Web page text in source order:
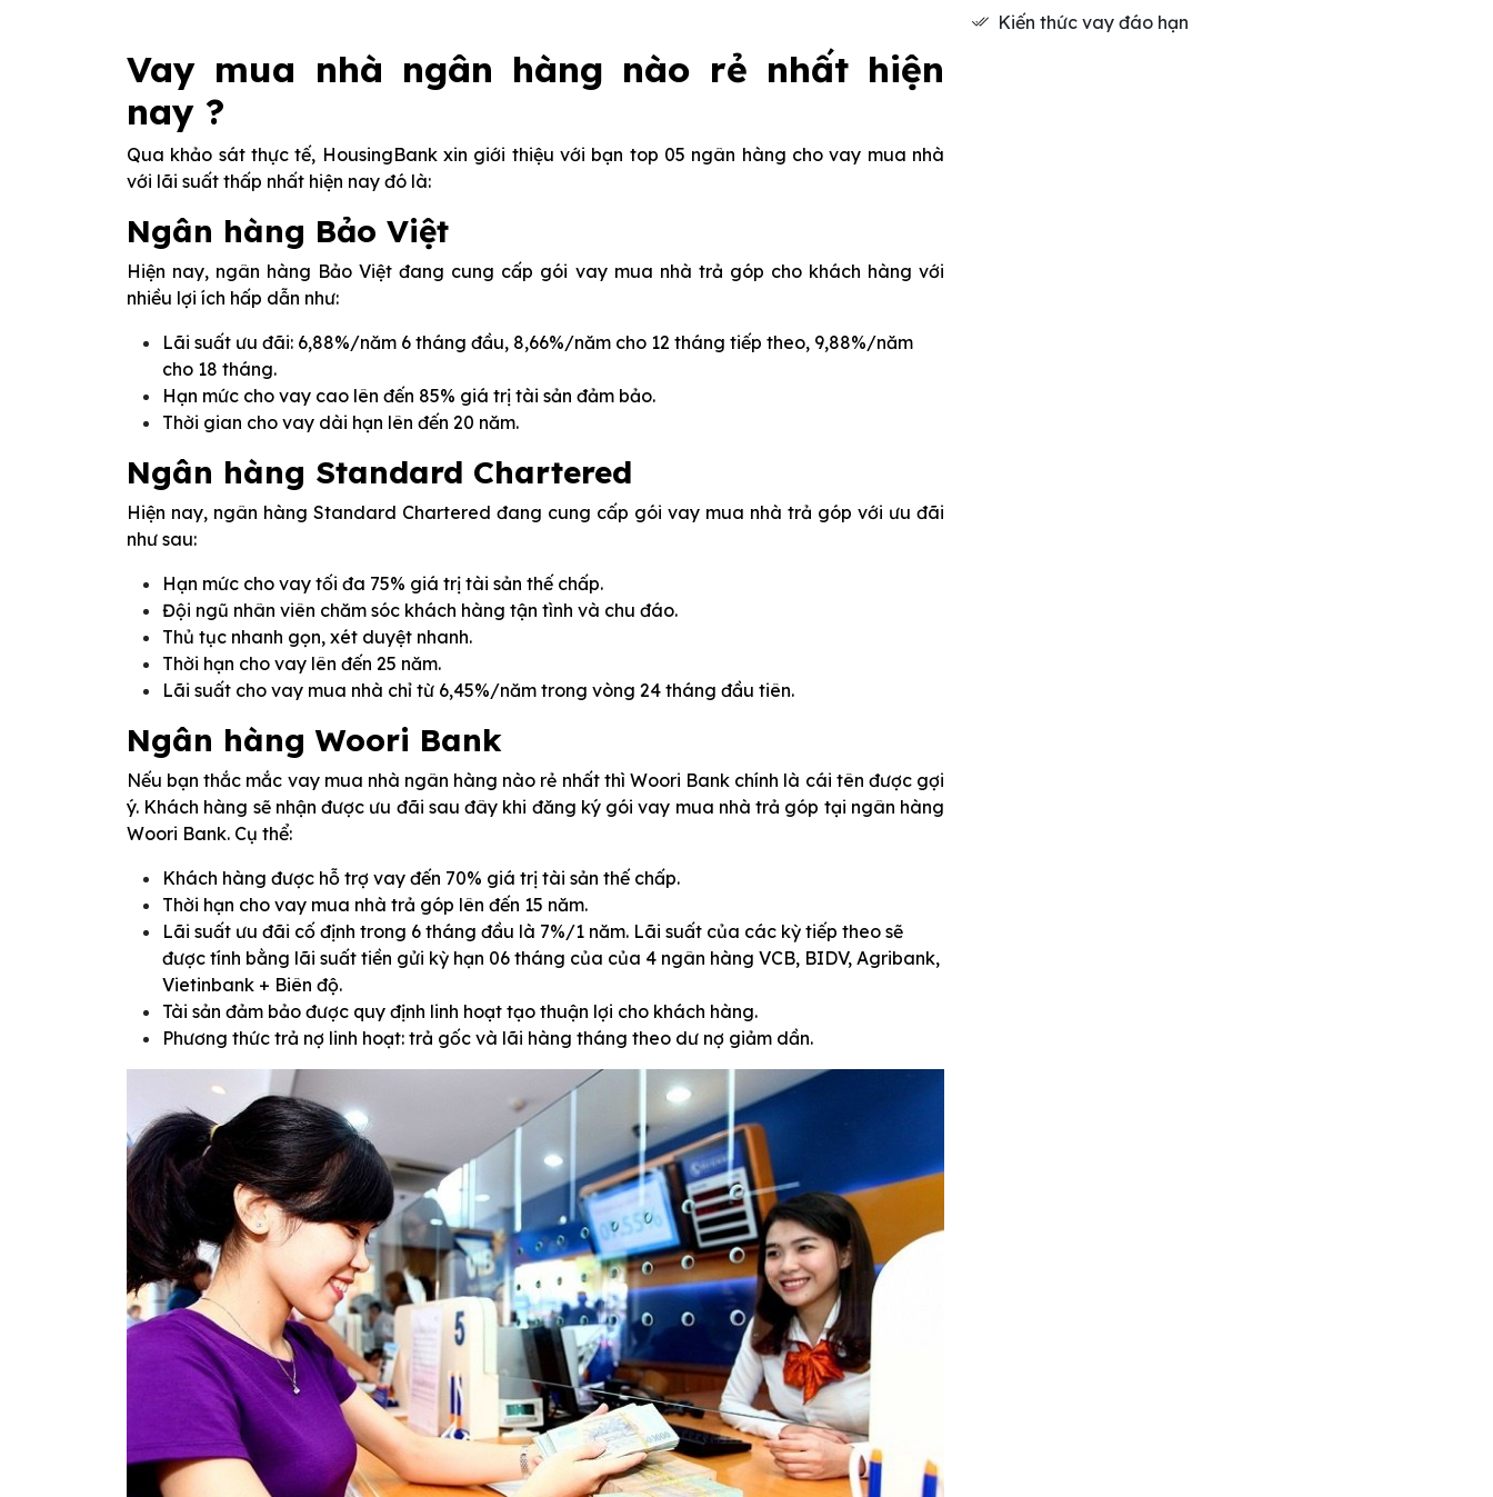
Vay mua nhà ngân hàng nào rẻ nhất hiện
nay ?
Qua khảo sát thực tế, HousingBank xin giới thiệu với bạn top 05 ngân hàng cho vay mua nhà
với lãi suất thấp nhất hiện nay đó là:
Ngân hàng Bảo Việt
Hiện nay, ngân hàng Bảo Việt đang cung cấp gói vay mua nhà trả góp cho khách hàng với
nhiều lợi ích hấp dẫn như:
Lãi suất ưu đãi: 6,88%/năm 6 tháng đầu, 8,66%/năm cho 12 tháng tiếp theo, 9,88%/năm
cho 18 tháng.
Hạn mức cho vay cao lên đến 85% giá trị tài sản đảm bảo.
Thời gian cho vay dài hạn lên đến 20 năm.
Ngân hàng Standard Chartered
Hiện nay, ngân hàng Standard Chartered đang cung cấp gói vay mua nhà trả góp với ưu đãi
như sau:
Hạn mức cho vay tối đa 75% giá trị tài sản thế chấp.
Đội ngũ nhân viên chăm sóc khách hàng tận tình và chu đáo.
Thủ tục nhanh gọn, xét duyệt nhanh.
Thời hạn cho vay lên đến 25 năm.
Lãi suất cho vay mua nhà chỉ từ 6,45%/năm trong vòng 24 tháng đầu tiên.
Ngân hàng Woori Bank
Nếu bạn thắc mắc vay mua nhà ngân hàng nào rẻ nhất thì Woori Bank chính là cái tên được gợi
ý. Khách hàng sẽ nhận được ưu đãi sau đây khi đăng ký gói vay mua nhà trả góp tại ngân hàng
Woori Bank. Cụ thể:
Khách hàng được hỗ trợ vay đến 70% giá trị tài sản thế chấp.
Thời hạn cho vay mua nhà trả góp lên đến 15 năm.
Lãi suất ưu đãi cố định trong 6 tháng đầu là 7%/1 năm. Lãi suất của các kỳ tiếp theo sẽ
được tính bằng lãi suất tiền gửi kỳ hạn 06 tháng của của 4 ngân hàng VCB, BIDV, Agribank,
Vietinbank + Biên độ.
Tài sản đảm bảo được quy định linh hoạt tạo thuận lợi cho khách hàng.
Phương thức trả nợ linh hoạt: trả gốc và lãi hàng tháng theo dư nợ giảm dần.
Kiến thức vay đáo hạn